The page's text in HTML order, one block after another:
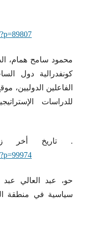
كونفدرالية دول
الفاعلين الدوليين،
للدراسات
. تاريخ أخر زيارة 12/12/ 2025 .
سياسية في منطقة